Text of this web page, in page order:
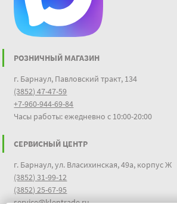
РОЗНИЧНЫЙ МАГАЗИН
г. Барнаул, Павловский тракт, 134
(3852) 47-47-59
+7-960-944-69-84
Часы работы: ежедневно с 10:00-20:00
СЕРВИСНЫЙ ЦЕНТР
г. Барнаул, ул. Власихинская, 49а, корпус Ж
(3852) 31-99-12
(3852) 25-67-95